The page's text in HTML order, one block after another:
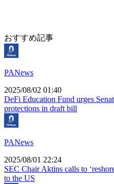
おすすめ記事
PANews
2025/08/02 01:40
DeFi Education Fund urges
protections in draft bill
PANews
2025/08/01 22:24
SEC Chair Aktins calls to
to the US